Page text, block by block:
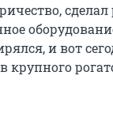
и вот
крупного